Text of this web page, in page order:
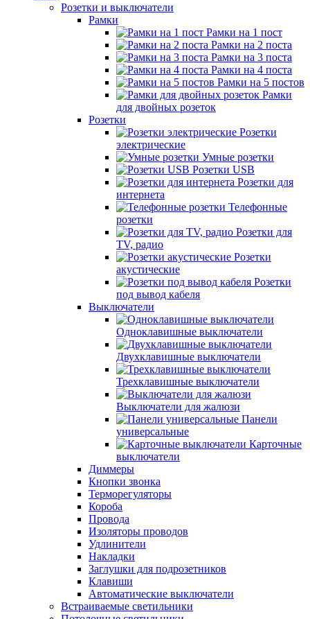
Розетки и выключатели
Рамки
Рамки на 1 пост
Рамки на 2 поста
Рамки на 3 поста
Рамки на 4 поста
Рамки на 5 постов
Рамки
для двойных розеток
Розетки
Розетки
электрические
Умные розетки
Розетки USB
Розетки для
интернета
Телефонные
розетки
Розетки для
TV, радио
Розетки
акустические
Розетки
под вывод кабеля
Выключатели
Одноклавишные выключатели
Двухклавишные выключатели
Трехклавишные выключатели
Выключатели для жалюзи
Панели
универсальные
Карточные
выключатели
Диммеры
Кнопки звонка
Терморегуляторы
Короба
Провода
Изоляторы проводов
Удлинители
Накладки
Заглушки для подрозетников
Клавиши
Автоматические выключатели
Встраиваемые светильники